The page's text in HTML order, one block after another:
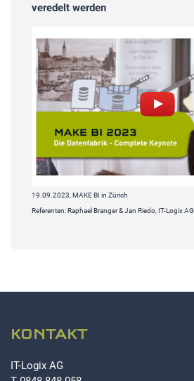
veredelt werden
19.09.2023, MAKE BI in Zürich
Referenten: Raphael Branger & Jan Riedo, IT-Logix AG
KONTAKT
IT-Logix AG